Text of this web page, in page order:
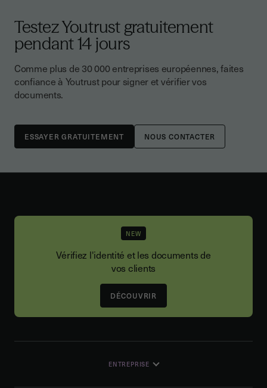
Testez Youtrust gratuitement
pendant 14 jours
Comme plus de 30 000 entreprises européennes, faites
confiance à Youtrust pour signer et vérifier vos
documents.
NOUS CONTACTER
NEW
Vérifiez l'identité et les documents de
vos clients
DÉCOUVRIR
ENTREPRISE